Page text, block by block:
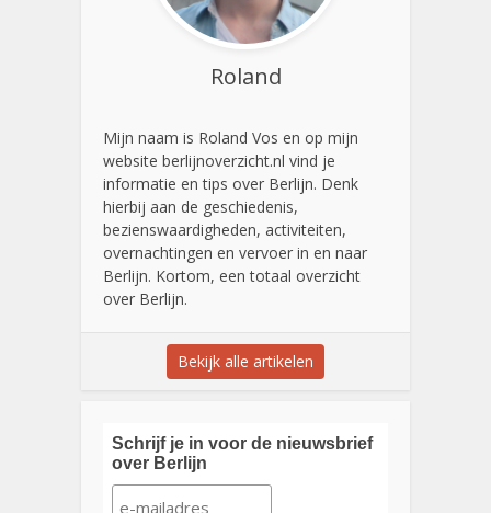
Roland
Mijn naam is Roland Vos en op mijn
website berlijnoverzicht.nl vind je
informatie en tips over Berlijn. Denk
hierbij aan de geschiedenis,
bezienswaardigheden, activiteiten,
overnachtingen en vervoer in en naar
Berlijn. Kortom, een totaal overzicht
over Berlijn.
Bekijk alle artikelen
Schrijf je in voor de nieuwsbrief
over Berlijn